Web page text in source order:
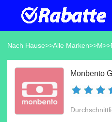
Nach Hause>>Alle Marken>>M>>